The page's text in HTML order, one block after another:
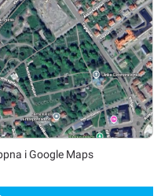
i Google Maps